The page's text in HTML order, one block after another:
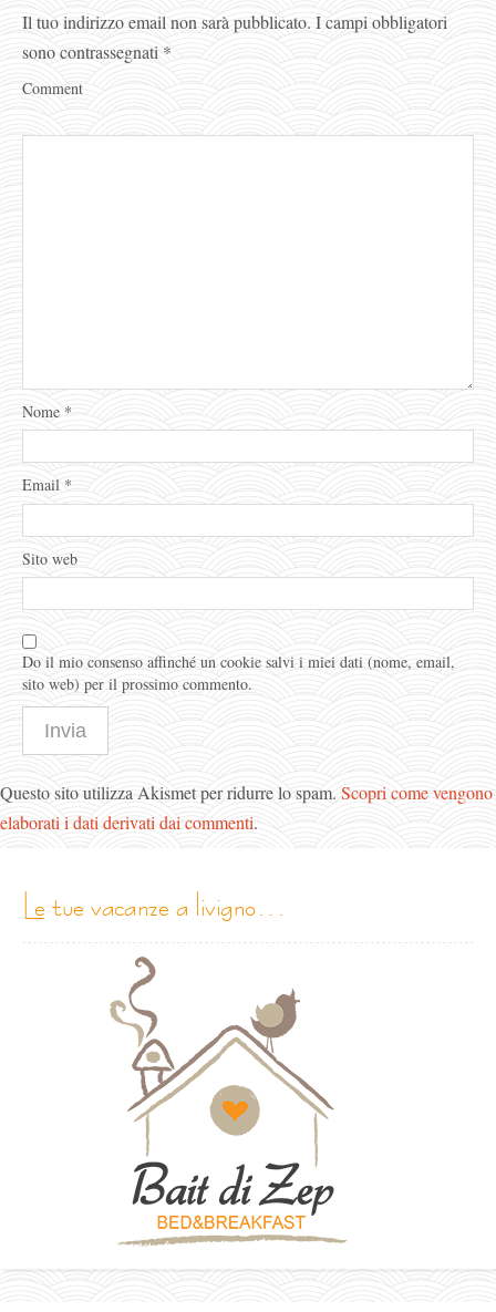
Il tuo indirizzo email non sarà pubblicato. I campi obbligatori
sono contrassegnati *
Comment
Nome *
Email *
Sito web
Do il mio consenso affinché un cookie salvi i miei dati (nome, email,
sito web) per il prossimo commento.
Questo sito utilizza Akismet per ridurre lo spam. Scopri come vengono
elaborati i dati derivati dai commenti.
le tue vacanze a livigno…